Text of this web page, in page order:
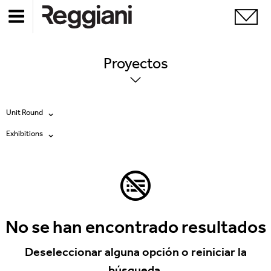
Proyectos
Unit Round
Todos los productos
Mood Evo
Traceline System
Exhibitions
No se han encontrado resultados
Deseleccionar alguna opción o reiniciar la